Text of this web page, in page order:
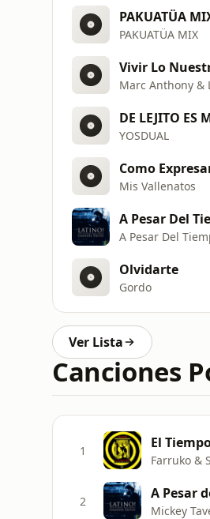
PAKUATÜA
PAKUATÜA MIX
Vivir Lo
Marc Anthony &
DE LEJITO ES
YOSDUAL
Como
Mis Vallenatos
A Pesar Del
A Pesar Del
Olvidarte
Gordo
Ver Lista
Canciones
1 El
Farruko &
2 A Pesar
Mickey